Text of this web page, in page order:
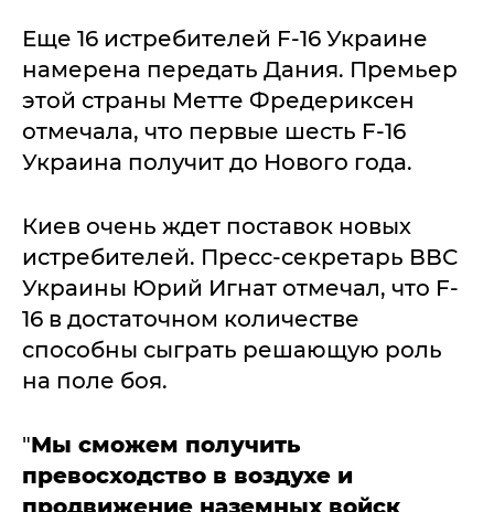
Еще 16 истребителей F-16 Украине
намерена передать Дания. Премьер
этой страны Метте Фредериксен
отмечала, что первые шесть F-16
Украина получит до Нового года.
Киев очень ждет поставок новых
истребителей. Пресс-секретарь ВВС
Украины Юрий Игнат отмечал, что F-
16 в достаточном количестве
способны сыграть решающую роль
на поле боя.
"Мы сможем получить
превосходство в воздухе и
продвижение наземных войск